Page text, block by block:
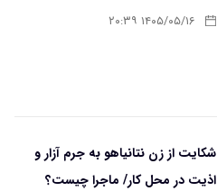
۱۴۰۵/۰۵/۱۶ ۲۰:۳۹
شکایت از زن نتانیاهو به جرم آزار و
اذیت در محل کار/ ماجرا چیست؟